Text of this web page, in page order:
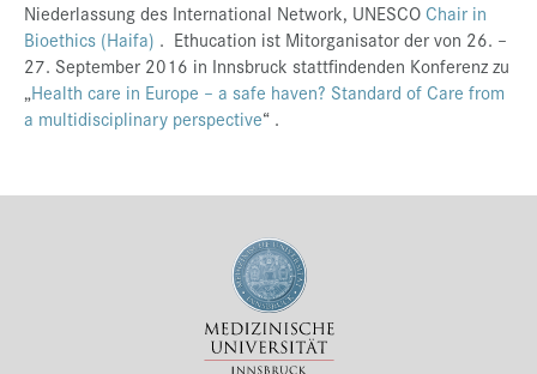
Niederlassung des International Network, UNESCOChair in
Bioethics (Haifa) . Ethucation ist Mitorganisator der von 26. –
27. September 2016 in Innsbruck stattfindenden Konferenz zu
„Health care in Europe – a safe haven? Standard of Care from
a multidisciplinary perspective“ .